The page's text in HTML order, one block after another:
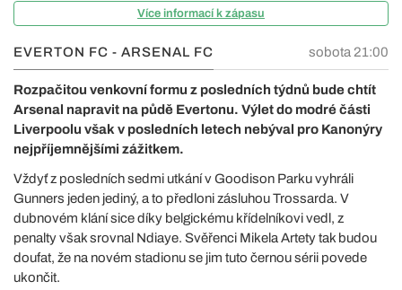
Více informací k zápasu
EVERTON FC - ARSENAL FC sobota 21:00
Rozpačitou venkovní formu z posledních týdnů bude chtít
Arsenal napravit na půdě Evertonu. Výlet do modré části
Liverpoolu však v posledních letech nebýval pro Kanonýry
nejpříjemnějšími zážitkem.
Vždyť z posledních sedmi utkání v Goodison Parku vyhráli
Gunners jeden jediný, a to předloni zásluhou Trossarda. V
dubnovém klání sice díky belgickému křídelníkovi vedl, z
penalty však srovnal Ndiaye. Svěřenci Mikela Artety tak budou
doufat, že na novém stadionu se jim tuto černou sérii povede
ukončit.